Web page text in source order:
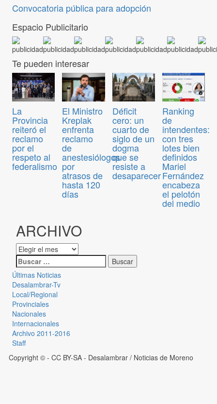
Convocatoria pública para adopción
Espacio Publicitario
Te pueden interesar
La
Provincia
reiteró el
reclamo
por el
respeto al
federalismo
El Ministro
Kreplak
enfrenta
reclamo
de
anestesiólogos
por
atrasos de
hasta 120
días
Déficit
cero: un
cuarto de
siglo de un
dogma
que se
resiste a
desaparecer
Ranking
de
intendentes:
con tres
lotes bien
definidos
Mariel
Fernández
encabeza
el pelotón
del medio
ARCHIVO
Últimas Noticias
Desalambrar-Tv
Local/Regional
Provinciales
Nacionales
Internacionales
Archivo 2011-2016
Staff
Copyright © - CC BY-SA - Desalambrar / Noticias de Moreno